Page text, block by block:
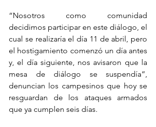
“Nosotros como comunidad
decidimos participar en este diálogo, el
cual se realizaría el día 11 de abril, pero
el hostigamiento comenzó un día antes
y, el día siguiente, nos avisaron que la
mesa de diálogo se suspendía”,
denuncian los campesinos que hoy se
resguardan de los ataques armados
que ya cumplen seis días.